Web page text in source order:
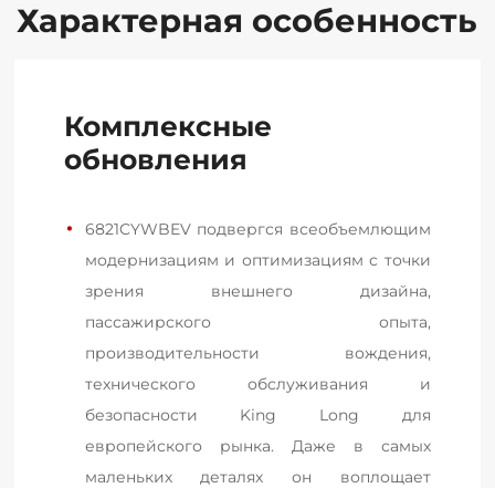
Характерная особенность
Комплексные
обновления
6821CYWBEV подвергся всеобъемлющим
модернизациям и оптимизациям с точки
зрения внешнего дизайна,
пассажирского опыта,
производительности вождения,
технического обслуживания и
безопасности King Long для
европейского рынка. Даже в самых
маленьких деталях он воплощает